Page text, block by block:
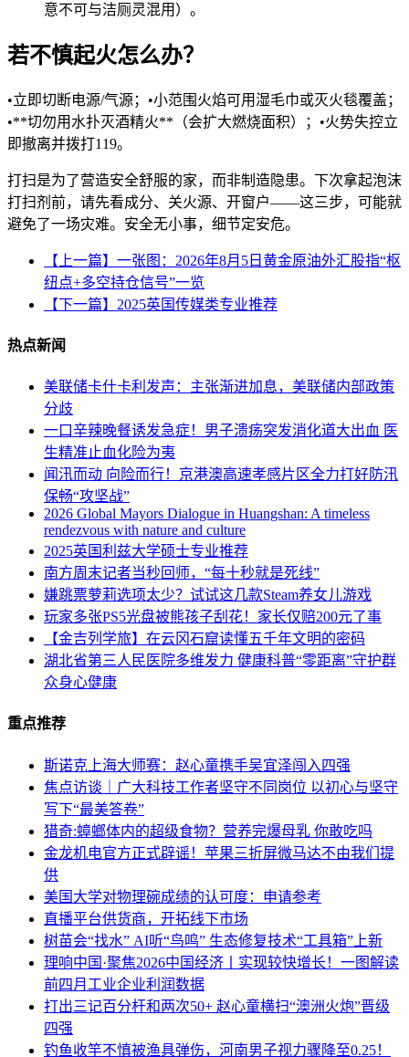
意不可与洁厕灵混用）。
若不慎起火怎么办？
•立即切断电源/气源；•小范围火焰可用湿毛巾或灭火毯覆盖；
•**切勿用水扑灭酒精火**（会扩大燃烧面积）；•火势失控立
即撤离并拨打119。
打扫是为了营造安全舒服的家，而非制造隐患。下次拿起泡沫
打扫剂前，请先看成分、关火源、开窗户——这三步，可能就
避免了一场灾难。安全无小事，细节定安危。
【上一篇】一张图：2026年8月5日黄金原油外汇股指“枢
纽点+多空持仓信号”一览
【下一篇】2025英国传媒类专业推荐
热点新闻
美联储卡什卡利发声：主张渐进加息，美联储内部政策
分歧
一口辛辣晚餐诱发急症！男子溃疡突发消化道大出血 医
生精准止血化险为夷
闻汛而动 向险而行！京港澳高速孝感片区全力打好防汛
保畅“攻坚战”
2026 Global Mayors Dialogue in Huangshan: A timeless
rendezvous with nature and culture
2025英国利兹大学硕士专业推荐
南方周末记者当秒回师，“每十秒就是死线”
嫌跳票萝莉选项太少？试试这几款Steam养女儿游戏
玩家多张PS5光盘被熊孩子刮花！家长仅赔200元了事
【金吉列学旅】在云冈石窟读懂五千年文明的密码
湖北省第三人民医院多维发力 健康科普“零距离”守护群
众身心健康
重点推荐
斯诺克上海大师赛：赵心童携手吴宜泽闯入四强
焦点访谈｜广大科技工作者坚守不同岗位 以初心与坚守
写下“最美答卷”
猎奇:蟑螂体内的超级食物？营养完爆母乳 你敢吃吗
金龙机电官方正式辟谣！苹果三折屏微马达不由我们提
供
美国大学对物理碗成绩的认可度：申请参考
直播平台供货商，开拓线下市场
树苗会“找水” AI听“鸟鸣” 生态修复技术“工具箱”上新
理响中国·聚焦2026中国经济丨实现较快增长！一图解读
前四月工业企业利润数据
打出三记百分杆和两次50+ 赵心童横扫“澳洲火炮”晋级
四强
钓鱼收竿不慎被渔具弹伤，河南男子视力骤降至0.25！